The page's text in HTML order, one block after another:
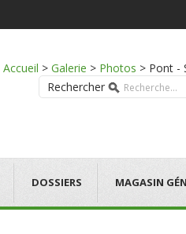
Accueil > Galerie > Photos > Pont -
Rechercher
DOSSIERS MAGASIN